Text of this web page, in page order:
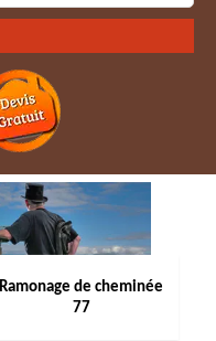
Ramonage de cheminée
77